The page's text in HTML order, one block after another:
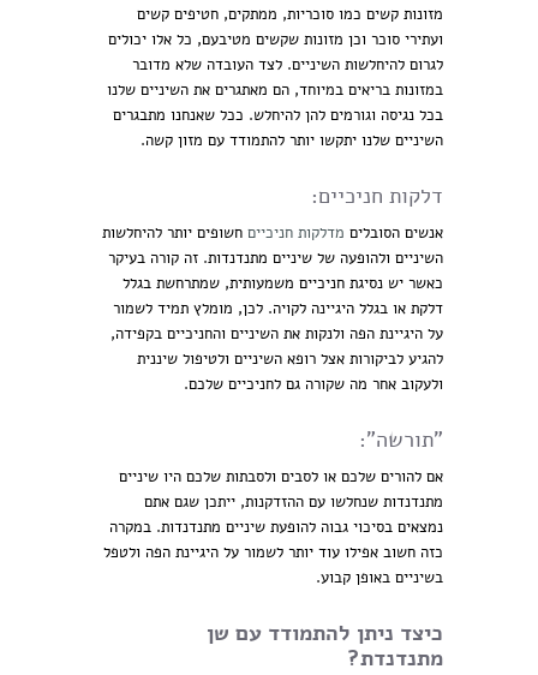
מזונות קשים כמו סוכריות, ממתקים, חטיפים קשים
ועתירי סוכר וכן מזונות שקשים מטיבעם, כל אלו יכולים
לגרום להיחלשות השיניים. לצד העובדה שלא מדובר
במזונות בריאים במיוחד, הם מאתגרים את השיניים שלנו
בכל נגיסה וגורמים להן להיחלש. ככל שאנחנו מתבגרים
השיניים שלנו יתקשו יותר להתמודד עם מזון קשה.
דלקות חניכיים:
אנשים הסובלים מדלקות חניכיים חשופים יותר להיחלשות
השיניים ולהופעה של שיניים מתנדנדות. זה קורה בעיקר
כאשר יש נסיגת חניכיים משמעותית, שמתרחשת בגלל
דלקת או בגלל היגיינה לקויה. לכן, מומלץ תמיד לשמור
על היגיינת הפה ולנקות את השיניים והחניכיים בקפידה,
להגיע לביקורות אצל רופא השיניים ולטיפול שיננית
ולעקוב אחר מה שקורה גם לחניכיים שלכם.
"תורשה":
אם להורים שלכם או לסבים ולסבתות שלכם היו שיניים
מתנדנדות שנחלשו עם ההזדקנות, ייתכן שגם אתם
נמצאים בסיכוי גבוה להופעת שיניים מתנדנדות. במקרה
כזה חשוב אפילו עוד יותר לשמור על היגיינת הפה ולטפל
בשיניים באופן קבוע.
כיצד ניתן להתמודד עם שן
מתנדנדת?